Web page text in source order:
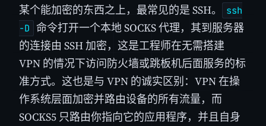
某个能加密的东西之上，最常见的是 SSH。
ssh
-D 命令打开一个本地 SOCKS 代理，其到服务器
的连接由 SSH 加密，这是工程师在无需搭建
VPN 的情况下访问防火墙或跳板机后面服务的标
准方式。这也是与 VPN 的诚实区别：VPN 在操
作系统层面加密并路由设备的所有流量，而
SOCKS5 只路由你指向它的应用程序，并且自身